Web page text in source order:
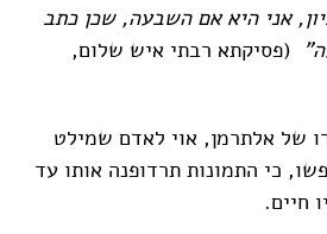
אני היא אם השבעה, שכן כתב
(פסיקתא רבתי איש שלום,
של אלתרמן, אוי לאדם שמילט
כי התמונות תרדופנה אותו עד
חיים.